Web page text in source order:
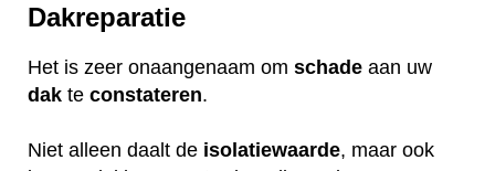
Dakreparatie
Het is zeer onaangenaam om schade aan uw
dak te constateren.
Niet alleen daalt de isolatiewaarde, maar ook